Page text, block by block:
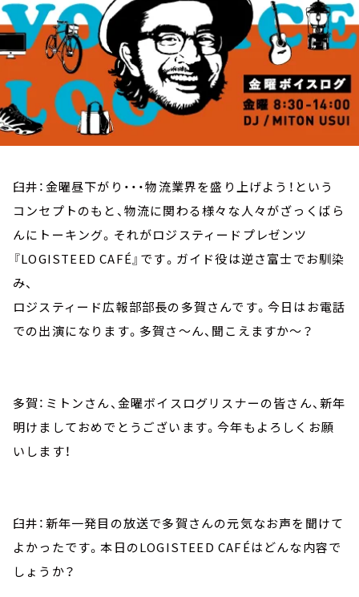
臼井：金曜昼下がり・・・物流業界を盛り上げよう！という
コンセプトのもと、物流に関わる様々な人々がざっくばら
んにトーキング。それがロジスティードプレゼンツ
『LOGISTEED CAFÉ』です。ガイド役は逆さ富士でお馴染
み、
ロジスティード広報部部長の多賀さんです。今日はお電話
での出演になります。多賀さ～ん、聞こえますか～？
多賀：ミトンさん、金曜ボイスログリスナーの皆さん、新年
明けましておめでとうございます。今年もよろしくお願
いします！
臼井：新年一発目の放送で多賀さんの元気なお声を聞けて
よかったです。本日のLOGISTEED CAFÉはどんな内容で
しょうか？